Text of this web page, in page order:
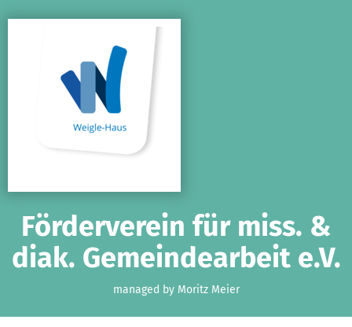
Förderverein für miss. &
diak. Gemeindearbeit e.V.
managed by Moritz Meier